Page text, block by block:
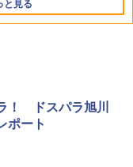
と見る
ル・エディション
Language: Japan
ヤレス コントロー
ブル
無限城編 第一章 猗
ray]
！ ドスパラ旭川
ポート